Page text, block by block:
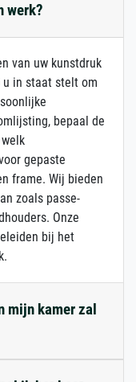
werk?
van uw kunstdruk
in staat stelt om
bepaal de
gepaste
frame. Wij bieden
zoals passe-
Onze
bij het
mijn kamer zal